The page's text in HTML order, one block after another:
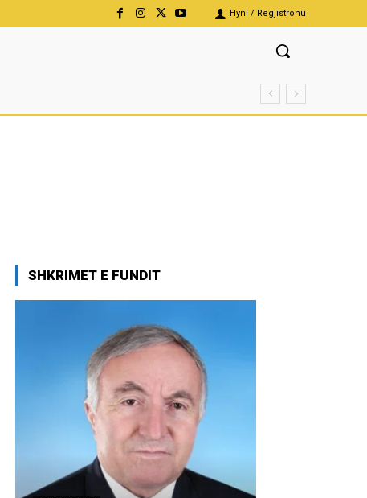
Hyni / Regjistrohu
SHKRIMET E FUNDIT